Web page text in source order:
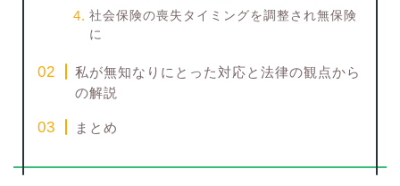
社会保険の喪失タイミングを調整され無保険
に
私が無知なりにとった対応と法律の観点から
の解説
まとめ